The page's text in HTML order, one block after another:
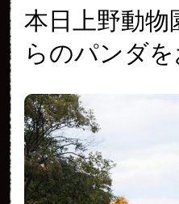
本日上野動
らのパンダを